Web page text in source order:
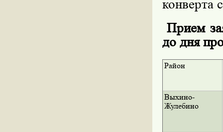
конверта
Прием
до дня
Район
Выхино-
Жулебино